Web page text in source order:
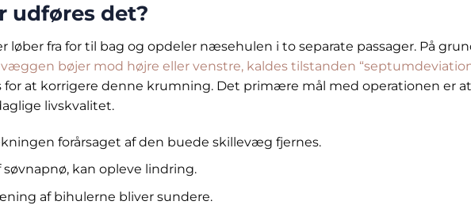
udføres det?
fra for til bag og opdeler næsehulen i to separate passager. På
bøjer mod højre eller venstre, kaldes tilstanden
for at korrigere denne krumning. Det primære mål med operationen er
livskvalitet.
forårsaget af den buede skillevæg fjernes.
kan opleve lindring.
af bihulerne bliver sundere.